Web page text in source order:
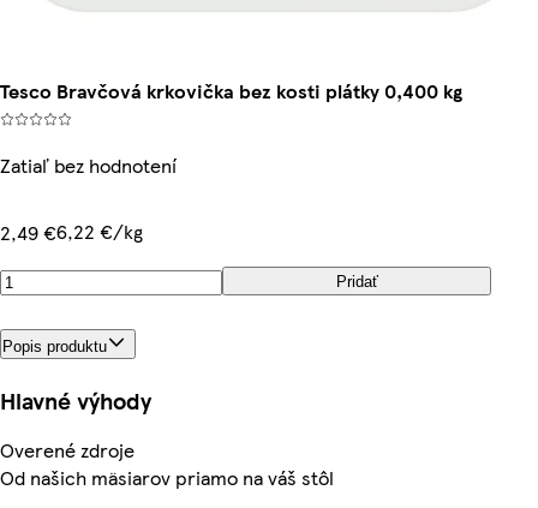
Tesco Bravčová krkovička bez kosti plátky 0,400 kg
Zatiaľ bez hodnotení
2,49 €6,22 €/kg
Pridať
Popis produktu
Hlavné výhody
Overené zdroje
Od našich mäsiarov priamo na váš stôl